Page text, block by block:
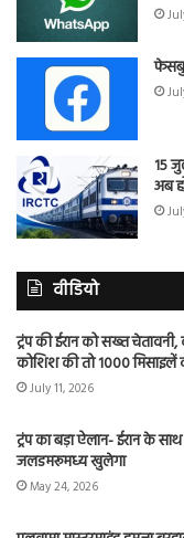
15
अब
वीडियो
ट्रंप की ईरान को सख्त
कोशिश की तो 1000 मिसाइलें
July 11, 2026
ट्रंप का बड़ा ऐलान- ईरान के
जलडमरूमध्य खुलेगा
May 24, 2026